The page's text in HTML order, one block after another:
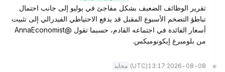
تقرير الوظائف الضعيف بشكل مفاجئ في يوليو إلى جانب احتمال
تباطؤ التضخم الأسبوع المقبل قد يدفع الاحتياطي الفيدرالي إلى تثبيت
أسعار الفائدة في اجتماعه القادم، حسبما تقول @AnnaEconomist
من بلومبرغ إيكونوميكس.
2026-08-08 13:17
(UTC) محايد